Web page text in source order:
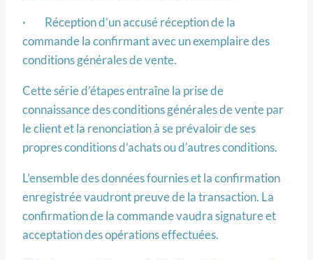
· Réception d’un accusé réception de la
commande la confirmant avec un exemplaire des
conditions générales de vente.
Cette série d’étapes entraîne la prise de
connaissance des conditions générales de vente par
le client et la renonciation à se prévaloir de ses
propres conditions d’achats ou d’autres conditions.
L’ensemble des données fournies et la confirmation
enregistrée vaudront preuve de la transaction. La
confirmation de la commande vaudra signature et
acceptation des opérations effectuées.